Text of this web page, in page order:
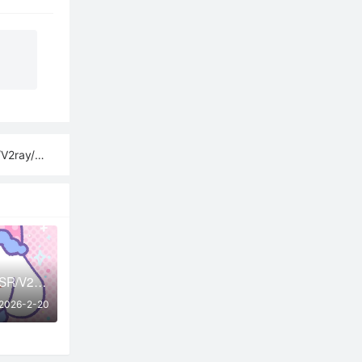
阅链接
02月20日更新：SSR/V2Ray/Clash可用节点20条分享
2026-2-20